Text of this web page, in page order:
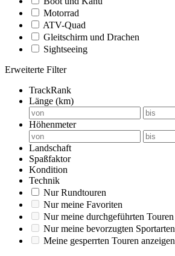
Motorrad
ATV-Quad
Gleitschirm und Drachen
Sightseeing
Erweiterte Filter
TrackRank
Länge (km)
Höhenmeter
Landschaft
Spaßfaktor
Kondition
Technik
Nur Rundtouren
Nur meine Favoriten
Nur meine durchgeführten Touren
Nur meine bevorzugten Sportarten
Meine gesperrten Touren anzeigen